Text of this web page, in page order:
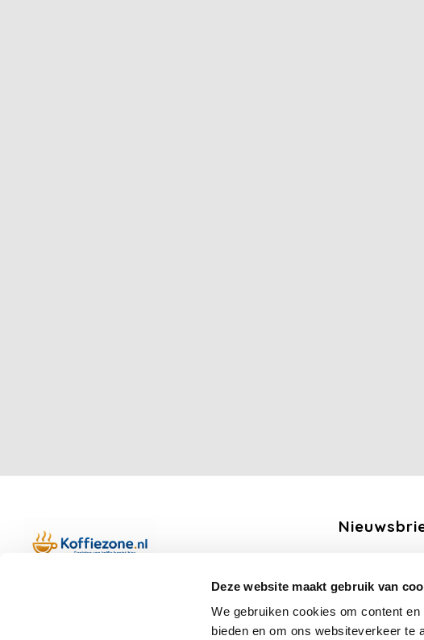
Deze website maakt gebruik van
We gebruiken cookies om content
bieden en om ons websiteverkeer te